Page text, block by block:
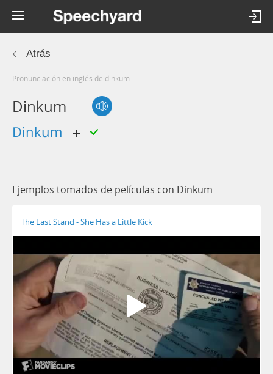
Atrás
Pronunciación en inglés de dinkum
Dinkum
dinkum
Ejemplos tomados de películas con Dinkum
The Last Stand - She Has a Little Kick